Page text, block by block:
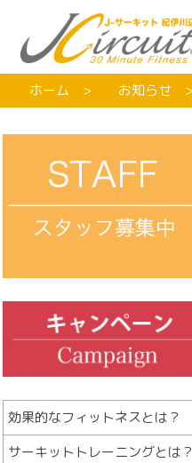
ホーム お知らせ
効果的なフィットネスとは？
サーキットトレーニングとは？